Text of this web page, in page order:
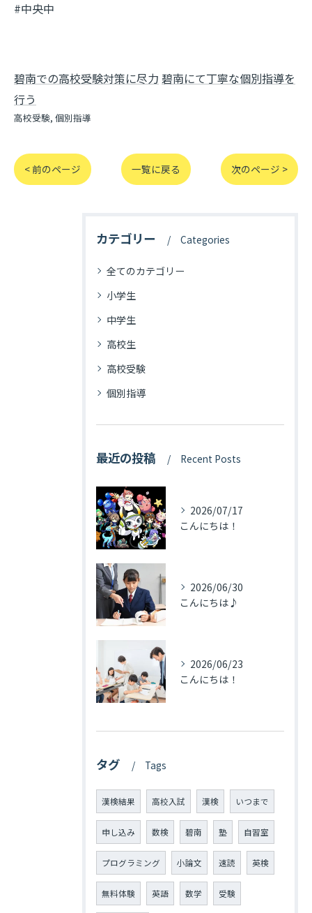
#中央中
碧南での高校受験対策に尽力 碧南にて丁寧な個別指導を
行う
高校受験 個別指導
< 前のページ 一覧に戻る 次のページ >
カテゴリー Categories
全てのカテゴリー
小学生
中学生
高校生
高校受験
個別指導
最近の投稿 Recent Posts
2026/07/17
こんにちは！
2026/06/30
こんにちは♪
2026/06/23
こんにちは！
タグ Tags
漢検結果 高校入試 漢検 いつまで
申し込み 数検 碧南 塾 自習室
プログラミング 小論文 速読 英検
無料体験 英語 数学 受験